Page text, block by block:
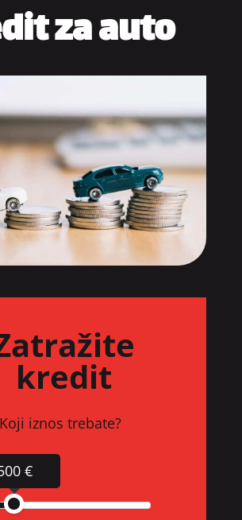
za auto
kredit
Koji iznos trebate?
€